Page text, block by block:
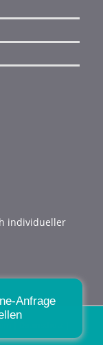
individueller
Anfrage